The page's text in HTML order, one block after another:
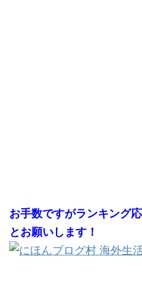
お手数ですがランキング
とお願いします！